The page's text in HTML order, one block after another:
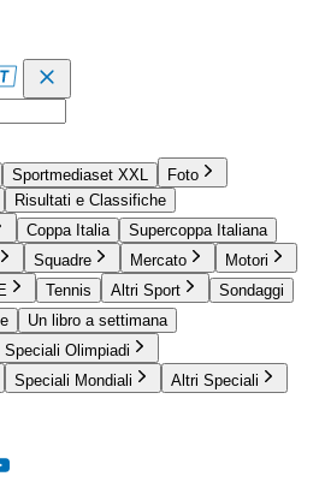
Sportmediaset XXL
Foto
Risultati e Classifiche
Coppa Italia
Supercoppa Italiana
Squadre Mercato
Motori
Tennis Altri Sport
Sondaggi
Un libro a settimana
Speciali Olimpiadi
Speciali Mondiali Altri Speciali